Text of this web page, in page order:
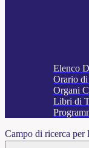
Elenco
Orario
Organi
Libri di
Campo di ricerca per